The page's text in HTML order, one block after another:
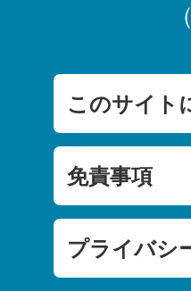
このサイト
免責事項
プライバシ